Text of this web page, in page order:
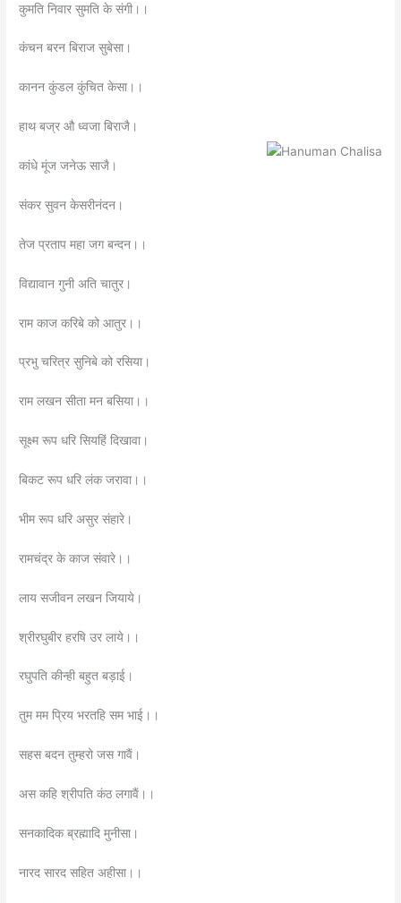
कुमति निवार सुमति के संगी।।
कंचन बरन बिराज सुबेसा।
कानन कुंडल कुंचित केसा।।
हाथ बज्र औ ध्वजा बिराजै।
कांधे मूंज जनेऊ साजै।
संकर सुवन केसरीनंदन।
तेज प्रताप महा जग बन्दन।।
विद्यावान गुनी अति चातुर।
राम काज करिबे को आतुर।।
प्रभु चरित्र सुनिबे को रसिया।
राम लखन सीता मन बसिया।।
सूक्ष्म रूप धरि सियहिं दिखावा।
बिकट रूप धरि लंक जरावा।।
भीम रूप धरि असुर संहारे।
रामचंद्र के काज संवारे।।
लाय सजीवन लखन जियाये।
श्रीरघुबीर हरषि उर लाये।।
रघुपति कीन्ही बहुत बड़ाई।
तुम मम प्रिय भरतहि सम भाई।।
सहस बदन तुम्हरो जस गावैं।
अस कहि श्रीपति कंठ लगावैं।।
सनकादिक ब्रह्मादि मुनीसा।
नारद सारद सहित अहीसा।।